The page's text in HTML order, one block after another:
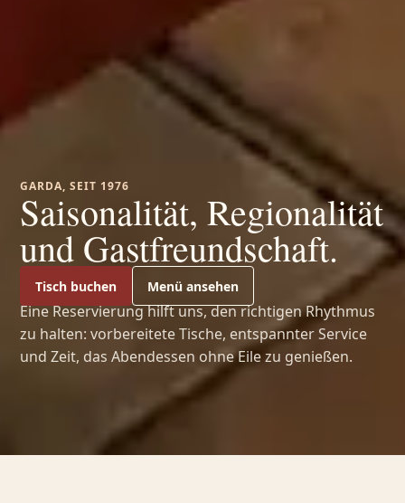
GARDA, SEIT 1976
Saisonalität, Regionalität
und Gastfreundschaft.
Tisch buchen Menü ansehen
Eine Reservierung hilft uns, den richtigen Rhythmus
zu halten: vorbereitete Tische, entspannter Service
und Zeit, das Abendessen ohne Eile zu genießen.